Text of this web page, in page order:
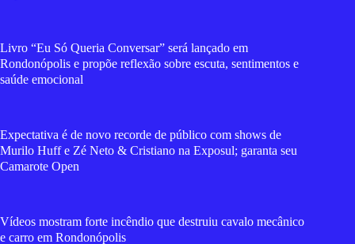
Livro “Eu Só Queria Conversar” será lançado em
Rondonópolis e propõe reflexão sobre escuta, sentimentos e
saúde emocional
Expectativa é de novo recorde de público com shows de
Murilo Huff e Zé Neto & Cristiano na Exposul; garanta seu
Camarote Open
Vídeos mostram forte incêndio que destruiu cavalo mecânico
e carro em Rondonópolis